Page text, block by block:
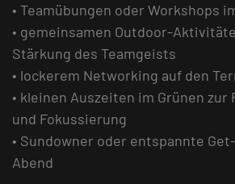
• Teamübungen oder Workshops
• gemeinsamen Outdoor-
Stärkung des Teamgeists
• lockerem Networking auf den
• kleinen Auszeiten im Grünen zur
und Fokussierung
• Sundowner oder entspannte
Abend